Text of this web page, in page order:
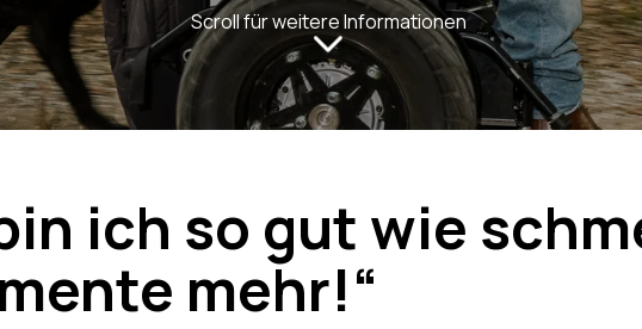
Scroll für weitere Informationen
ich so gut wie
mehr!“